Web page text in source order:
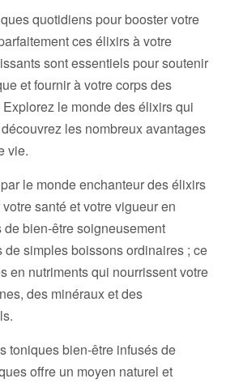
quotidiens pour booster votre
ces élixirs à votre
sont essentiels pour soutenir
et fournir à votre corps des
le monde des élixirs qui
les nombreux avantages
vie.
le monde enchanteur des élixirs
santé et votre vigueur en
bien-être soigneusement
simples boissons ordinaires ; ce
en nutriments qui nourrissent votre
des minéraux et des
toniques bien-être infusés de
offre un moyen naturel et